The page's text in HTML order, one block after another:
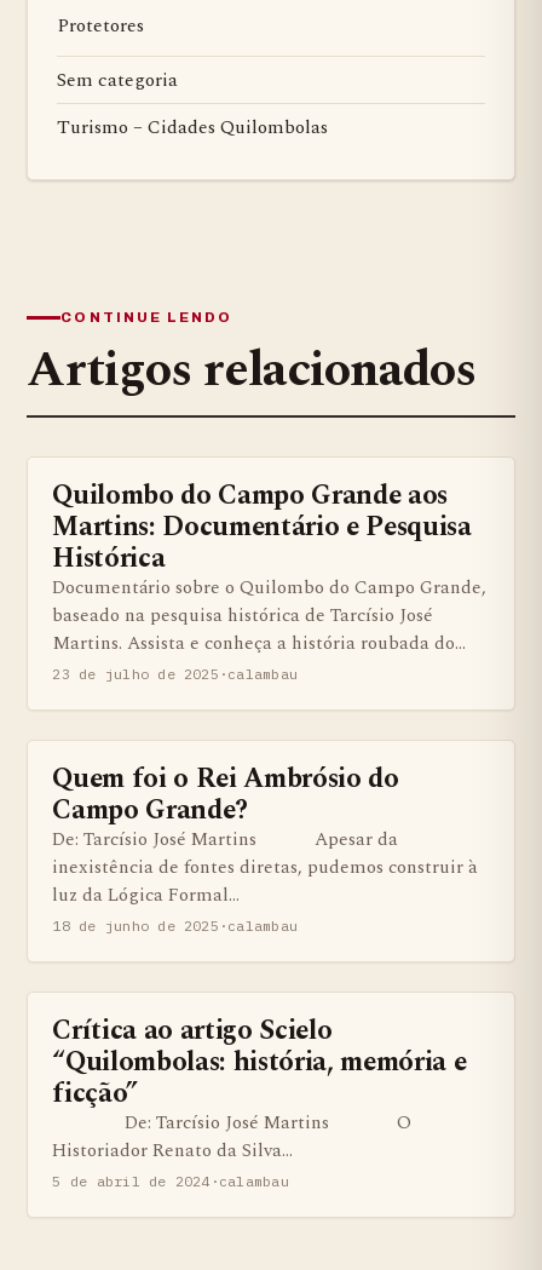
Protetores
Sem categoria
Turismo – Cidades Quilombolas
CONTINUE LENDO
Artigos relacionados
BENS QUILOMBOLAS MATERIAS E IMATERIAIS
Quilombo do Campo Grande aos
Martins: Documentário e Pesquisa
Histórica
Documentário sobre o Quilombo do Campo Grande,
baseado na pesquisa histórica de Tarcísio José
Martins. Assista e conheça a história roubada do…
23 de julho de 2025 · calambau
ARTIGOS
Quem foi o Rei Ambrósio do
Campo Grande?
De: Tarcísio José Martins Apesar da
inexistência de fontes diretas, pudemos construir à
luz da Lógica Formal…
18 de junho de 2025 · calambau
BENS QUILOMBOLAS MATERIAS E IMATERIAIS
Crítica ao artigo Scielo
“Quilombolas: história, memória e
ficção”
De: Tarcísio José Martins O
Historiador Renato da Silva…
5 de abril de 2024 · calambau